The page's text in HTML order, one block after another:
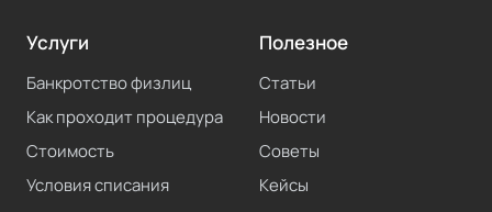
Услуги
Банкротство физлиц
Как проходит процедура
Стоимость
Условия списания
Полезное
Статьи
Новости
Советы
Кейсы